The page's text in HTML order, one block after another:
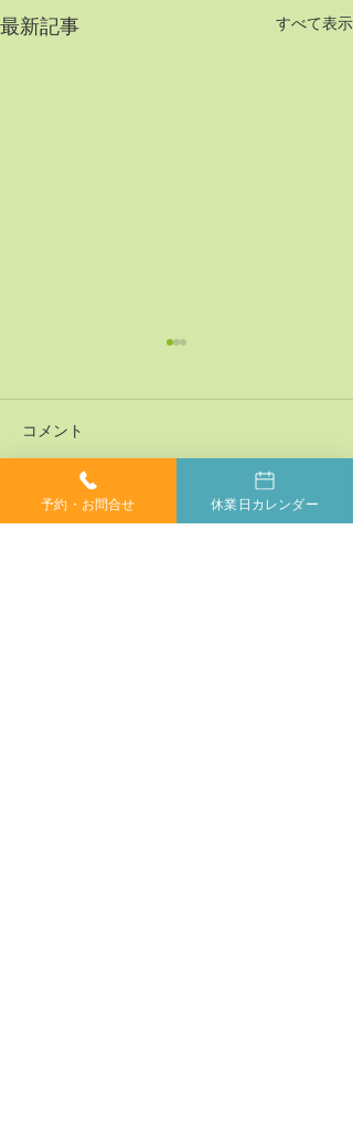
最新記事 すべて表示
神経系機能の最適化：身
コメント
コメントを追加…
予約・お問合せ 休業日カレンダー